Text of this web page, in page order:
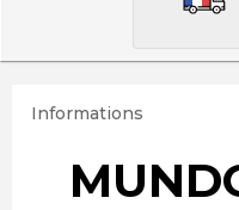
Informations